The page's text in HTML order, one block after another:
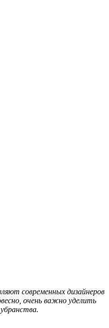
современных дизайнеров
очень важно уделить